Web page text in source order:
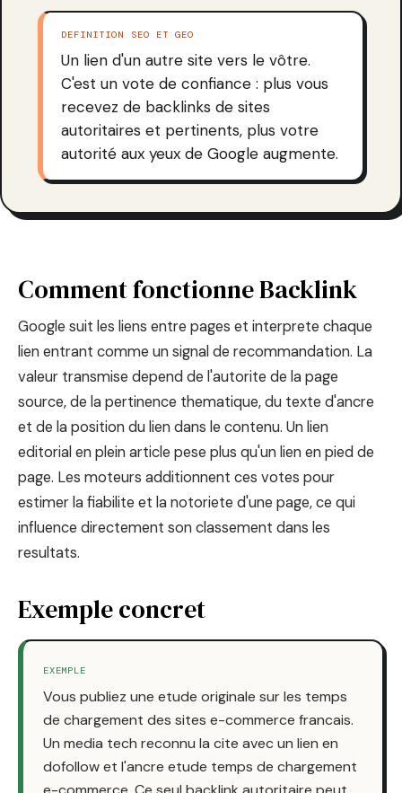
DEFINITION SEO ET GEO
Un lien d'un autre site vers le vôtre.
C'est un vote de confiance : plus vous
recevez de backlinks de sites
autoritaires et pertinents, plus votre
autorité aux yeux de Google augmente.
Comment fonctionne Backlink
Google suit les liens entre pages et interprete chaque
lien entrant comme un signal de recommandation. La
valeur transmise depend de l'autorite de la page
source, de la pertinence thematique, du texte d'ancre
et de la position du lien dans le contenu. Un lien
editorial en plein article pese plus qu'un lien en pied de
page. Les moteurs additionnent ces votes pour
estimer la fiabilite et la notoriete d'une page, ce qui
influence directement son classement dans les
resultats.
Exemple concret
EXEMPLE
Vous publiez une etude originale sur les temps
de chargement des sites e-commerce francais.
Un media tech reconnu la cite avec un lien en
dofollow et l'ancre etude temps de chargement